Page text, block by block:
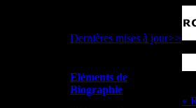
Dernières mises à jour>>
Eléments de
Biographie
«